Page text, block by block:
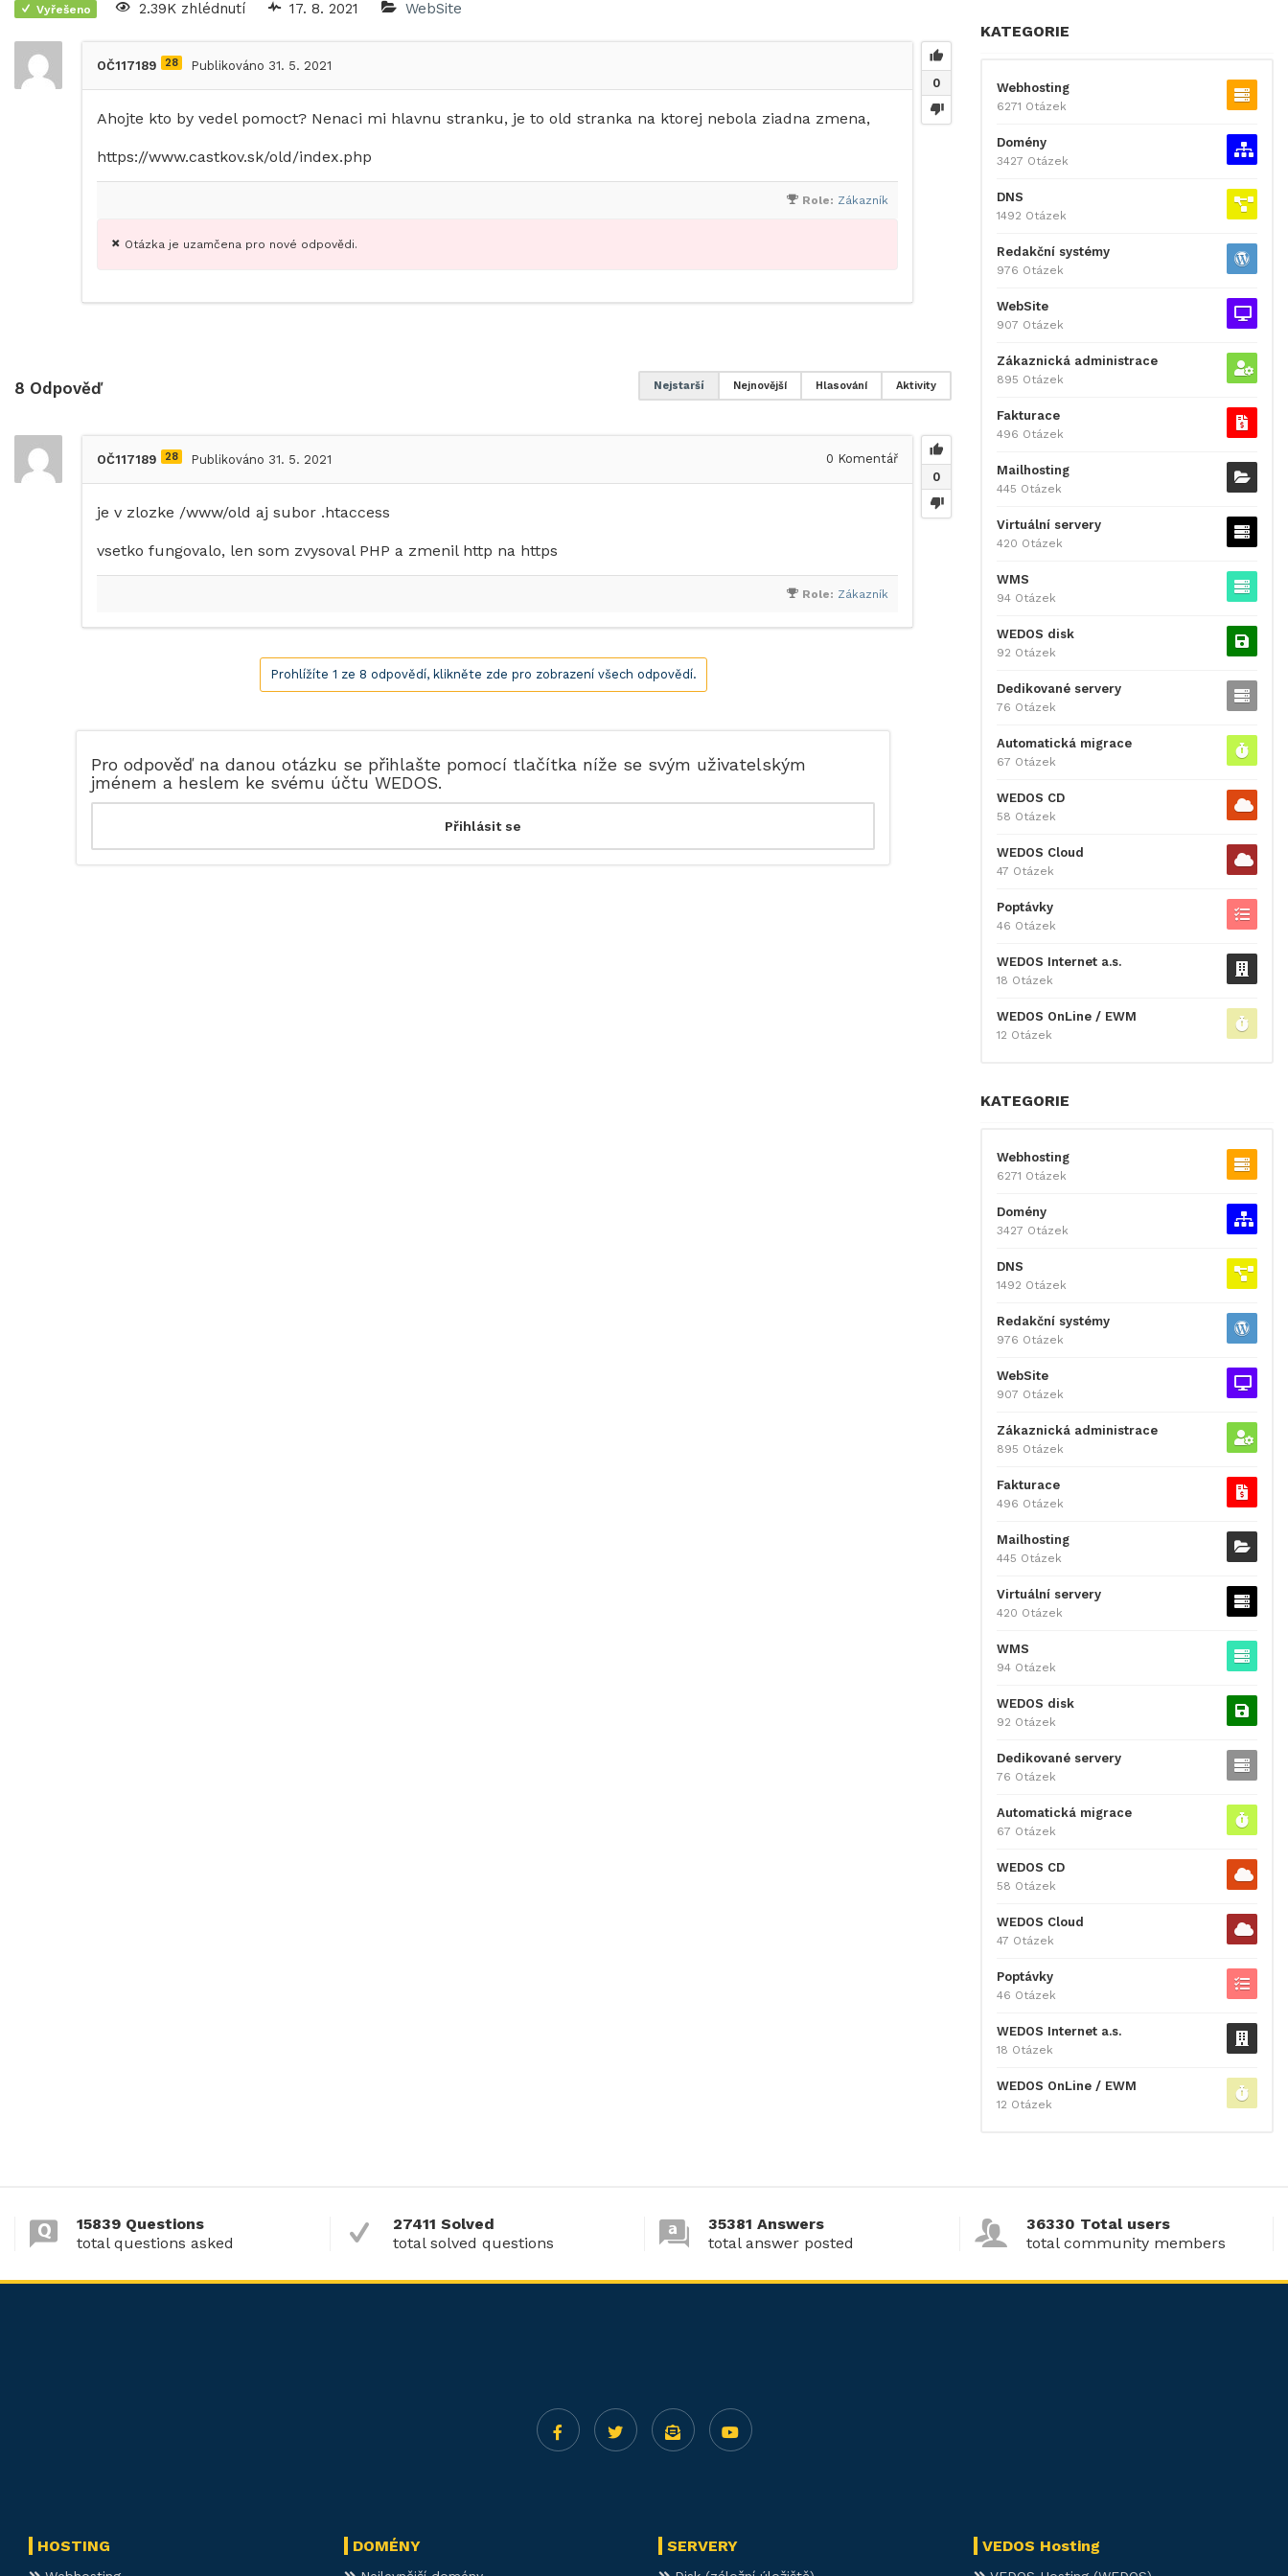
Vyřešeno 2.39K zhlédnutí 17. 8. 2021 WebSite
0
OČ117189 28 Publikováno 31. 5. 2021
Ahojte kto by vedel pomoct? Nenaci mi hlavnu stranku, je to old stranka na ktorej nebola ziadna zmena,
https://www.castkov.sk/old/index.php
Role: Zákazník
Otázka je uzamčena pro nové odpovědi.
8 Odpověď Aktivity
Hlasování
Nejnovější
Nejstarší
0
OČ117189 28 Publikováno 31. 5. 2021 0 Komentář
je v zlozke /www/old aj subor .htaccess
vsetko fungovalo, len som zvysoval PHP a zmenil http na https
Role: Zákazník
Prohlížíte 1 ze 8 odpovědí, klikněte zde pro zobrazení všech odpovědí.
Pro odpověď na danou otázku se přihlašte pomocí tlačítka níže se svým uživatelským
jménem a heslem ke svému účtu WEDOS.
KATEGORIE
Webhosting
6271 Otázek
Domény
3427 Otázek
DNS
1492 Otázek
Redakční systémy
976 Otázek
WebSite
907 Otázek
Zákaznická administrace
895 Otázek
Fakturace
496 Otázek
Mailhosting
445 Otázek
Virtuální servery
420 Otázek
WMS
94 Otázek
WEDOS disk
92 Otázek
Dedikované servery
76 Otázek
Automatická migrace
67 Otázek
WEDOS CD
58 Otázek
WEDOS Cloud
47 Otázek
Poptávky
46 Otázek
WEDOS Internet a.s.
18 Otázek
WEDOS OnLine / EWM
12 Otázek
KATEGORIE
Webhosting
6271 Otázek
Domény
3427 Otázek
DNS
1492 Otázek
Redakční systémy
976 Otázek
WebSite
907 Otázek
Zákaznická administrace
895 Otázek
Fakturace
496 Otázek
Mailhosting
445 Otázek
Virtuální servery
420 Otázek
WMS
94 Otázek
WEDOS disk
92 Otázek
Dedikované servery
76 Otázek
Automatická migrace
67 Otázek
WEDOS CD
58 Otázek
WEDOS Cloud
47 Otázek
Poptávky
46 Otázek
WEDOS Internet a.s.
18 Otázek
WEDOS OnLine / EWM
12 Otázek
15839 Questions
total questions asked
27411 Solved
total solved questions
35381 Answers
total answer posted
36330 Total users
total community members
HOSTING DOMÉNY SERVERY VEDOS Hosting